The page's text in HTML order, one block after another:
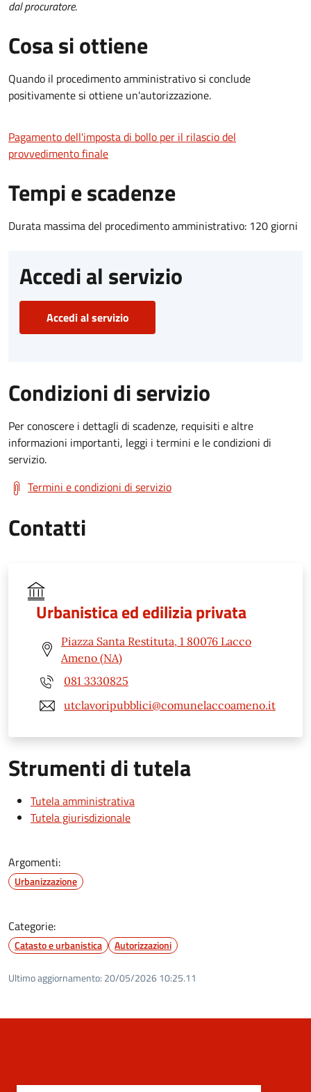
dal procuratore.
Cosa si ottiene
Quando il procedimento amministrativo si conclude
positivamente si ottiene un'autorizzazione.
Pagamento dell'imposta di bollo per il rilascio del
provvedimento finale
Tempi e scadenze
Durata massima del procedimento amministrativo: 120 giorni
Accedi al servizio
Accedi al servizio
Condizioni di servizio
Per conoscere i dettagli di scadenze, requisiti e altre
informazioni importanti, leggi i termini e le condizioni di
servizio.
Termini e condizioni di servizio
Contatti
Urbanistica ed edilizia privata
Piazza Santa Restituta, 1 80076 Lacco
Ameno (NA)
081 3330825
utclavoripubblici@comunelaccoameno.it
Strumenti di tutela
Tutela amministrativa
Tutela giurisdizionale
Argomenti:
Urbanizzazione
Categorie:
Catasto e urbanistica Autorizzazioni
Ultimo aggiornamento: 20/05/2026 10:25.11